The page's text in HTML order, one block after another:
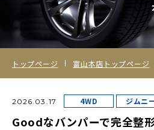
トップページ 富山本店トップページ
2026.03.17 4WD ジムニ
Goodなバンパーで完全整